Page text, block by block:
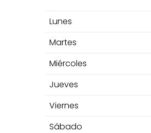
Lunes
Martes
Miércoles
Jueves
Viernes
Sábado